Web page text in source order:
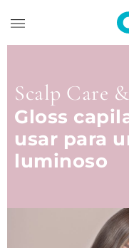
Scalp Care
Gloss
usar para
luminoso